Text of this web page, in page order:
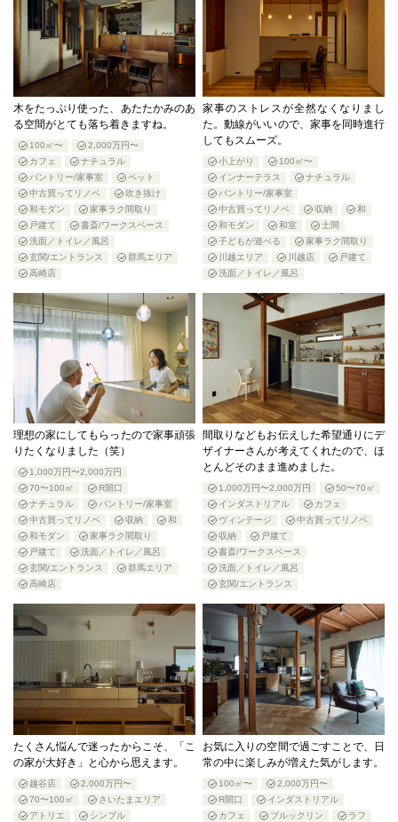
木をたっぷり使った、あたたかみのあ
る空間がとても落ち着きますね。
100㎡〜
2,000万円〜
カフェ
ナチュラル
パントリー/家事室
ペット
中古買ってリノベ
吹き抜け
和モダン
家事ラク間取り
戸建て
書斎/ワークスペース
洗面／トイレ／風呂
玄関/エントランス
群馬エリア
高崎店
家事のストレスが全然なくなりまし
た。動線がいいので、家事を同時進行
してもスムーズ。
小上がり
100㎡〜
インナーテラス
ナチュラル
パントリー/家事室
中古買ってリノベ
収納
和
和モダン
和室
土間
子どもが遊べる
家事ラク間取り
川越エリア
川越店
戸建て
洗面／トイレ／風呂
理想の家にしてもらったので家事頑張
りたくなりました（笑）
1,000万円〜2,000万円
70〜100㎡
R開口
ナチュラル
パントリー/家事室
中古買ってリノベ
収納
和
和モダン
家事ラク間取り
戸建て
洗面／トイレ／風呂
玄関/エントランス
群馬エリア
高崎店
間取りなどもお伝えした希望通りにデ
ザイナーさんが考えてくれたので、ほ
とんどそのまま進めました。
1,000万円〜2,000万円
50〜70㎡
インダストリアル
カフェ
ヴィンテージ
中古買ってリノベ
収納
戸建て
書斎/ワークスペース
洗面／トイレ／風呂
玄関/エントランス
たくさん悩んで迷ったからこそ、「こ
の家が大好き」と心から思えます。
越谷店
2,000万円〜
70〜100㎡
さいたまエリア
アトリエ
シンプル
お気に入りの空間で過ごすことで、日
常の中に楽しみが増えた気がします。
100㎡〜
2,000万円〜
R開口
インダストリアル
カフェ
ブルックリン ラフ